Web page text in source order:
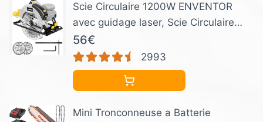
Scie Circulaire 1200W ENVENTOR
avec guidage laser, Scie Circulaire
pour le bois, 5800RPM, Profondeur
de Coupe Max: 62 mm (90°) et 42
mm (45°), moteur en cuivre pur, Lama
185 m (24T&40T)
56€
2993
Mini Tronconneuse a Batterie